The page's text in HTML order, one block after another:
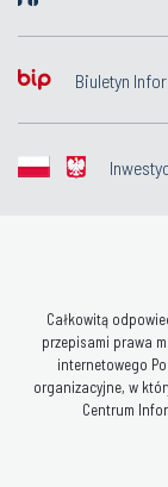
Biuletyn
Całkowitą
przepisami prawa
internetowego
organizacyjne, w
Centrum